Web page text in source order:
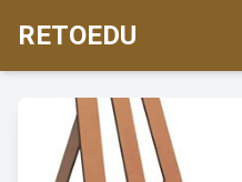
RETOEDU